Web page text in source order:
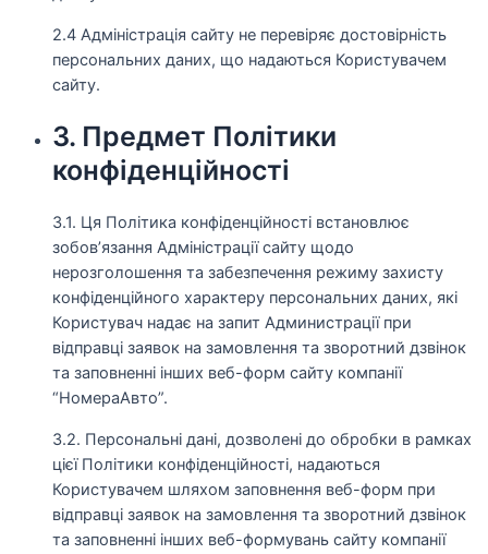
2.4 Адміністрація сайту не перевіряє достовірність
персональних даних, що надаються Користувачем
сайту.
3. Предмет Політики
конфіденційності
3.1. Ця Політика конфіденційності встановлює
зобов’язання Адміністрації сайту щодо
нерозголошення та забезпечення режиму захисту
конфіденційного характеру персональних даних, які
Користувач надає на запит Администрації при
відправці заявок на замовлення та зворотний дзвінок
та заповненні інших веб-форм сайту компанії
“НомераАвто”.
3.2. Персональні дані, дозволені до обробки в рамках
цієї Політики конфіденційності, надаються
Користувачем шляхом заповнення веб-форм при
відправці заявок на замовлення та зворотний дзвінок
та заповненні інших веб-формувань сайту компанії